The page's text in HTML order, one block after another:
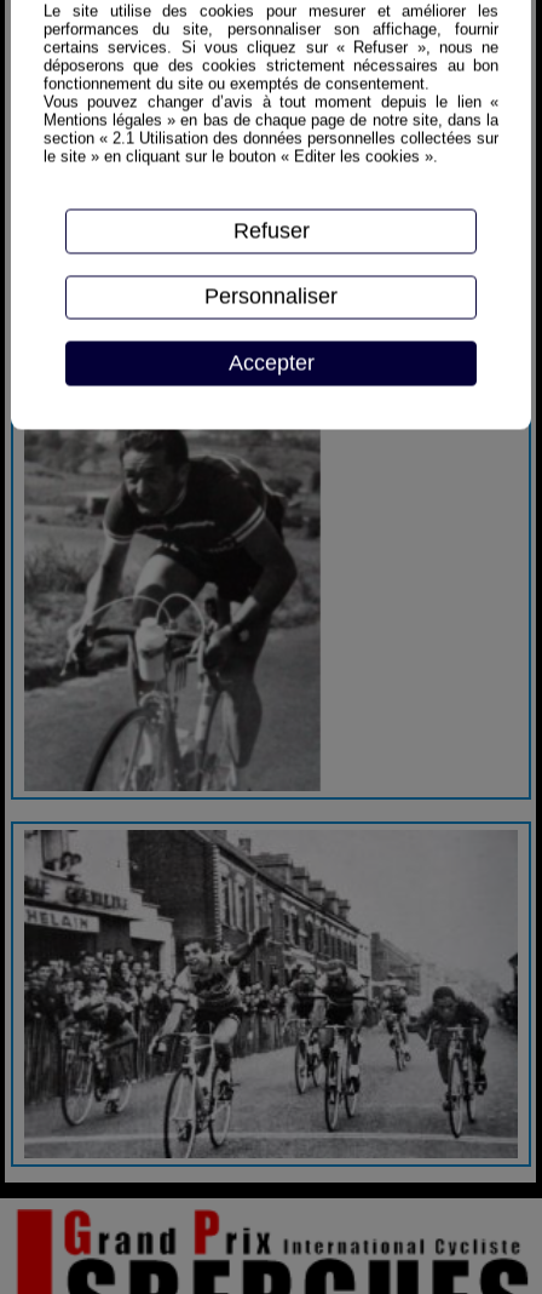
Le site utilise des cookies pour mesurer et améliorer les
performances du site, personnaliser son affichage, fournir
certains services. Si vous cliquez sur « Refuser », nous ne
déposerons que des cookies strictement nécessaires au bon
fonctionnement du site ou exemptés de consentement.
Vous pouvez changer d’avis à tout moment depuis le lien «
Mentions légales » en bas de chaque page de notre site, dans la
section « 2.1 Utilisation des données personnelles collectées sur
le site » en cliquant sur le bouton « Editer les cookies ».
Accepter
Refuser
Personnaliser